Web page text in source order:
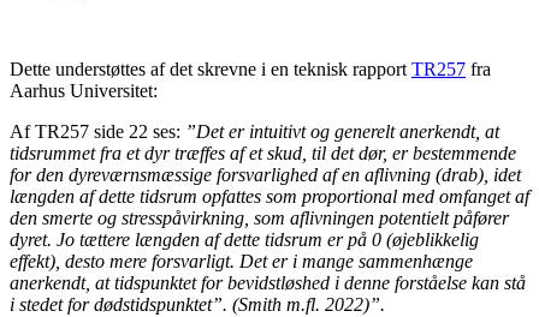
Dette understøttes af det skrevne i en teknisk rapportTR257 fra
Aarhus Universitet:
Af TR257 side 22 ses: ”Det er intuitivt og generelt anerkendt, at
tidsrummet fra et dyr træffes af et skud, til det dør, er bestemmende
for den dyreværnsmæssige forsvarlighed af en aflivning (drab), idet
længden af dette tidsrum opfattes som proportional med omfanget af
den smerte og stresspåvirkning, som aflivningen potentielt påfører
dyret. Jo tættere længden af dette tidsrum er på 0 (øjeblikkelig
effekt), desto mere forsvarligt. Det er i mange sammenhænge
anerkendt, at tidspunktet for bevidstløshed i denne forståelse kan stå
i stedet for dødstidspunktet”. (Smith m.fl. 2022)”.